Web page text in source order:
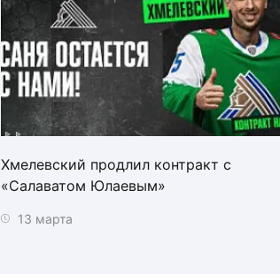
Хмелевский продлил контракт с
«Салаватом Юлаевым»
13 марта